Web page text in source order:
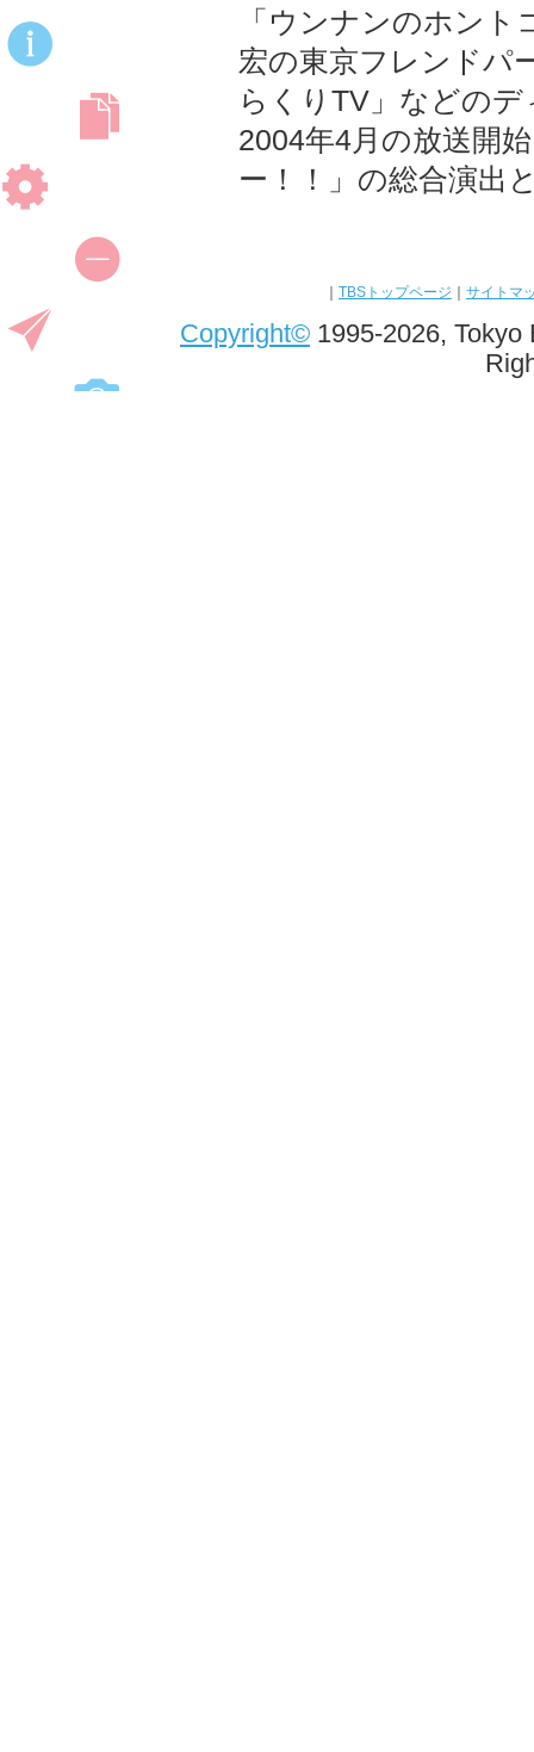
「ウンナンのホン
宏の東京フレンドパ
らくりTV」などの
2004年4月の放送開
ー！！」の総合演出
TBSトップページ サイトマ
Copyright© 1995-2026,